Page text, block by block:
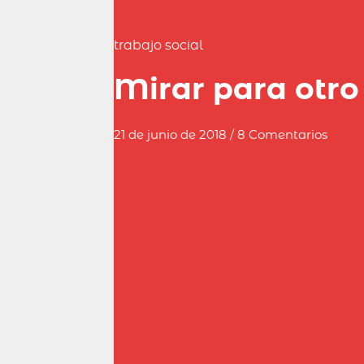
trabajo social
Mirar para
21 de junio de 2018 / 8 Comentarios